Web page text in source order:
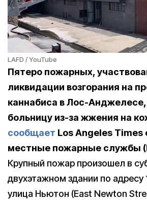
LAFD / YouTube
Пятеро пожарных,
ликвидации возгорания на
каннабиса в Лос-Анджелесе,
больницу из-за жжения на
сообщает Los Angeles Times
местные пожарные службы
Крупный пожар произошел в
двухэтажном здании по адресу
улица Ньютон (East Newton